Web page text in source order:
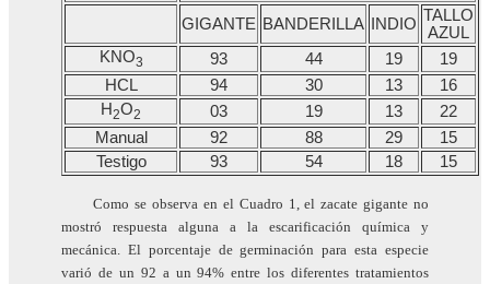
GIGANTE BANDERILLA INDIO TALLO
AZUL
KNO3 93 44 19
19
HCL
94 30 13
16
H2O2 03 19 13
22
Manual
92 88 29
15
Testigo
93 54 18 15
Como se observa en el Cuadro 1, el zacate gigante no
mostró respuesta alguna a la escarificación química y
mecánica. El porcentaje de germinación para esta especie
varió de un 92 a un 94% entre los diferentes tratamientos